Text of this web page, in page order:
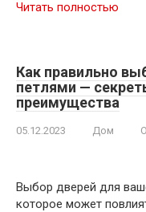
Читать полностью
Как правильно
петлями —
преимущества
05.12.2023 Дом
Выбор дверей для
которое может